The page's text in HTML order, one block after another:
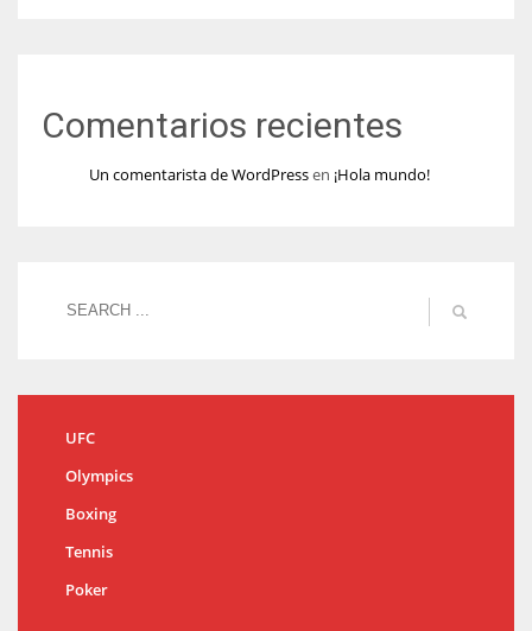
Comentarios recientes
Un comentarista de WordPressen ¡Hola mundo!
UFC
Olympics
Boxing
Tennis
Poker